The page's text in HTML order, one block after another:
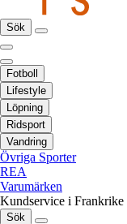
Sök
Fotboll
Lifestyle
Löpning
Ridsport
Vandring
Övriga Sporter
REA
Varumärken
Kundservice i Frankrike
Sök